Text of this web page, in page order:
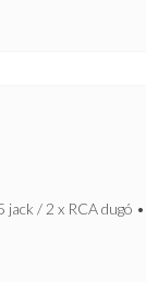
jack / 2 x RCA